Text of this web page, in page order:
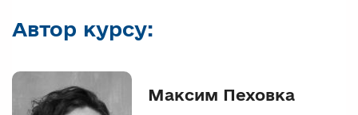
Автор курсу:
Максим Пеховка